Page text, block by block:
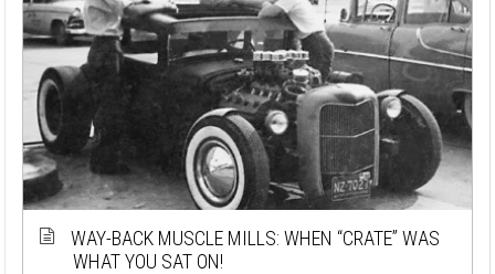
WAY-BACK MUSCLE MILLS: WHEN “CRATE” WAS
WHAT YOU SAT ON!